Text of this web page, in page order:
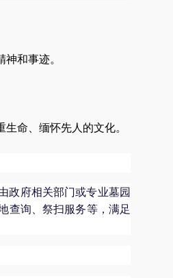
和事迹。
命、缅怀先人的文化。
政府相关部门或专业墓园
查询、祭扫服务等，满足